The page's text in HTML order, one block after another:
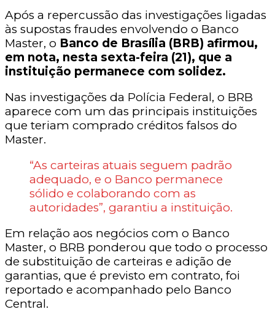
Após a repercussão das investigações ligadas
às supostas fraudes envolvendo o Banco
Master, o Banco de Brasília (BRB) afirmou,
em nota, nesta sexta-feira (21), que a
instituição permanece com solidez.
Nas investigações da Polícia Federal, o BRB
aparece com um das principais instituições
que teriam comprado créditos falsos do
Master.
“As carteiras atuais seguem padrão
adequado, e o Banco permanece
sólido e colaborando com as
autoridades”, garantiu a instituição.
Em relação aos negócios com o Banco
Master, o BRB ponderou que todo o processo
de substituição de carteiras e adição de
garantias, que é previsto em contrato, foi
reportado e acompanhado pelo Banco
Central.